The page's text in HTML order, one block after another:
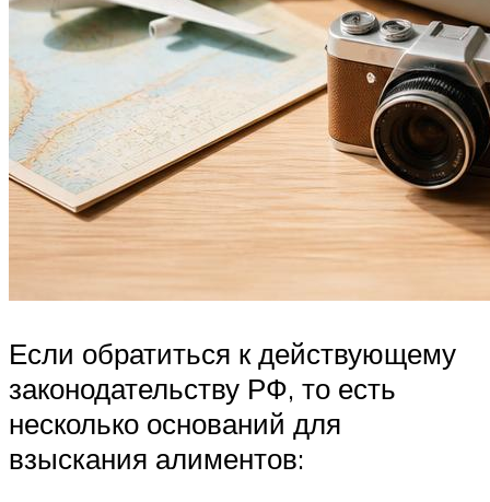
Если обратиться к действующему
законодательству РФ, то есть
несколько оснований для
взыскания алиментов: